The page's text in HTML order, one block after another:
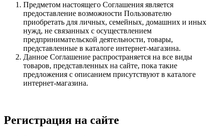
Предметом настоящего Соглашения является
предоставление возможности Пользователю
приобретать для личных, семейных, домашних и иных
нужд, не связанных с осуществлением
предпринимательской деятельности, товары,
представленные в каталоге интернет-магазина.
Данное Соглашение распространяется на все виды
товаров, представленных на сайте, пока такие
предложения с описанием присутствуют в каталоге
интернет-магазина.
Регистрация на сайте